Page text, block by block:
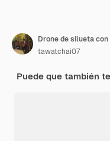
Drone de silueta
tawatchai07
Puede que también